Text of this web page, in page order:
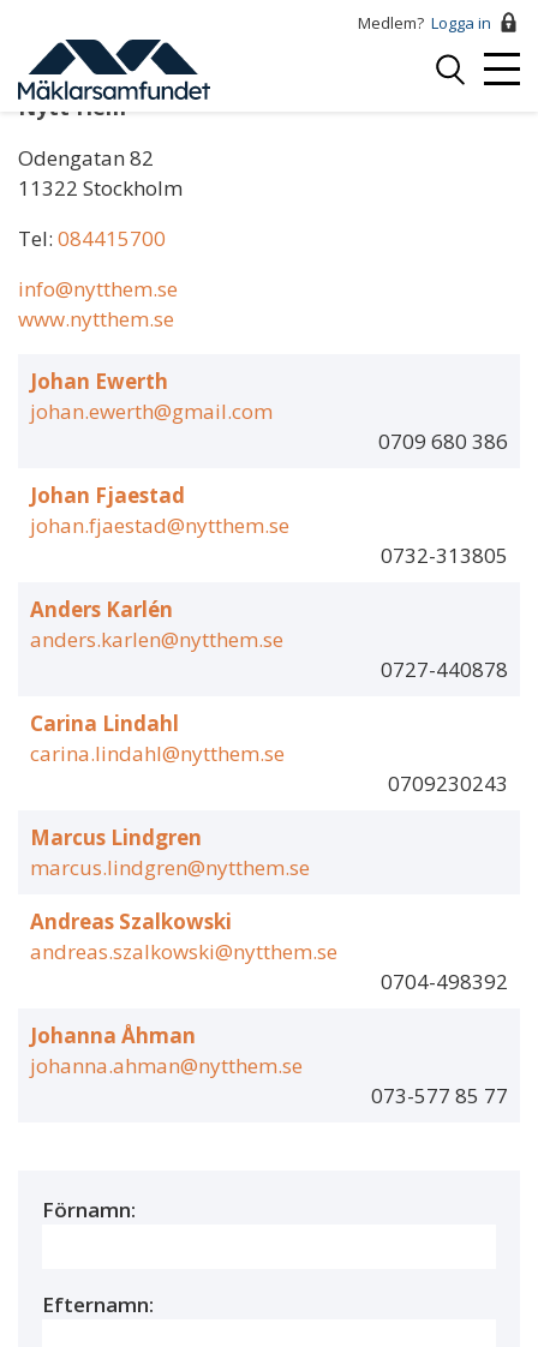
huvudinnehåll
Medlem? Logga in
Logga
Nytt Hem
Odengatan 82
11322 Stockholm
Tel: 084415700
info@nytthem.se
www.nytthem.se
Johan Ewerth
johan.ewerth@gmail.com
0709 680 386
Johan Fjaestad
johan.fjaestad@nytthem.se
0732-313805
Anders Karlén
anders.karlen@nytthem.se
0727-440878
Carina Lindahl
carina.lindahl@nytthem.se
0709230243
Marcus Lindgren
marcus.lindgren@nytthem.se
Andreas Szalkowski
andreas.szalkowski@nytthem.se
0704-498392
Johanna Åhman
johanna.ahman@nytthem.se
073-577 85 77
Förnamn:
Efternamn: